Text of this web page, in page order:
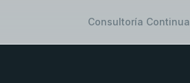
Consultoría Continua